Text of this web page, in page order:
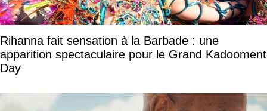
Rihanna fait sensation à la Barbade : une
apparition spectaculaire pour le Grand Kadooment
Day